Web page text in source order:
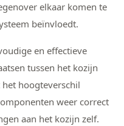
elkaar komen te
beïnvloedt.
en effectieve
tussen het kozijn
hoogteverschil
weer correct
aan het kozijn zelf.